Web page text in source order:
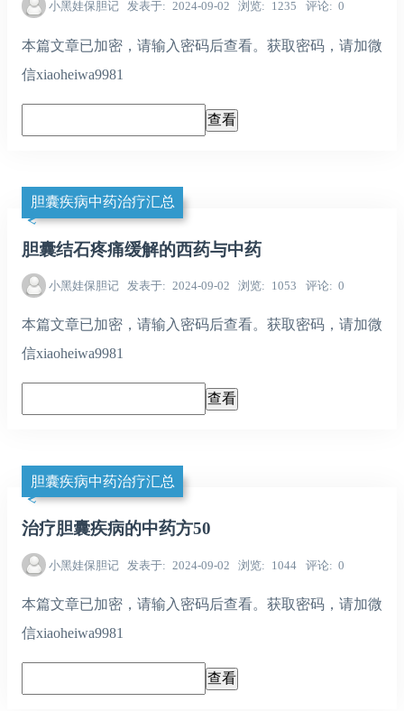
小黑娃保胆记 发表于 2024-09-02 浏览 1235 评论 0
本篇文章已加密，请输入密码后查看。获取密码，请加微
信xiaoheiwa9981
胆囊疾病中药治疗汇总
胆囊结石疼痛缓解的西药与中药
小黑娃保胆记 发表于 2024-09-02 浏览 1053 评论 0
本篇文章已加密，请输入密码后查看。获取密码，请加微
信xiaoheiwa9981
胆囊疾病中药治疗汇总
治疗胆囊疾病的中药方50
小黑娃保胆记 发表于 2024-09-02 浏览 1044 评论 0
本篇文章已加密，请输入密码后查看。获取密码，请加微
信xiaoheiwa9981